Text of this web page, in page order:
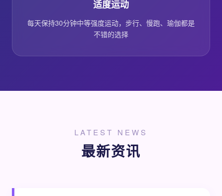
适度运动
每天保持30分钟中等强度运动，步行、慢跑、瑜伽都是
不错的选择
LATEST NEWS
最新资讯